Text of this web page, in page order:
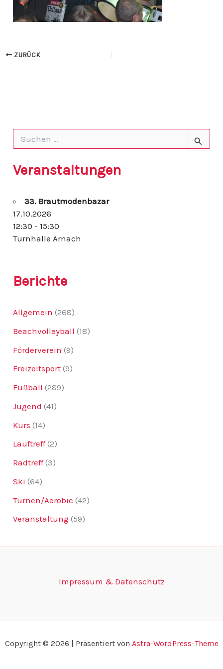
ZURÜCK
h
e
a
c
h
Veranstaltungen
33. Brautmodenbazar
17.10.2026
12:30 - 15:30
Turnhalle Arnach
Berichte
Allgemein (268)
Beachvolleyball (18)
Förderverein (9)
Freizeitsport (9)
Fußball (289)
Jugend (41)
Kurs (14)
Lauftreff(2)
Radtreff(3)
Ski (64)
Turnen/Aerobic (42)
Veranstaltung (59)
Impressum & Datenschutz
Copyright © 2026 | Präsentiert von Astra-WordPress-Theme